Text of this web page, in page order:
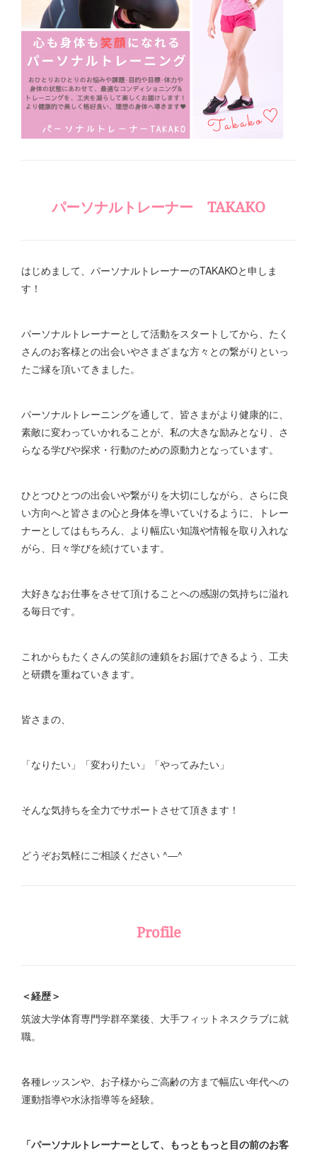
パーソナルトレーナー TAKAKO
はじめまして、パーソナルトレーナーのTAKAKOと申しま
す！
パーソナルトレーナーとして活動をスタートしてから、たく
さんのお客様との出会いやさまざまな方々との繋がりといっ
たご縁を頂いてきました。
パーソナルトレーニングを通して、皆さまがより健康的に、
素敵に変わっていかれることが、私の大きな励みとなり、さ
らなる学びや探求・行動のための原動力となっています。
ひとつひとつの出会いや繋がりを大切にしながら、さらに良
い方向へと皆さまの心と身体を導いていけるように、トレー
ナーとしてはもちろん、より幅広い知識や情報を取り入れな
がら、日々学びを続けています。
大好きなお仕事をさせて頂けることへの感謝の気持ちに溢れ
る毎日です。
これからもたくさんの笑顔の連鎖をお届けできるよう、工夫
と研鑽を重ねていきます。
皆さまの、
「なりたい」「変わりたい」「やってみたい」
そんな気持ちを全力でサポートさせて頂きます！
どうぞお気軽にご相談ください ^―^
Profile
＜経歴＞
筑波大学体育専門学群卒業後、大手フィットネスクラブに就
職。
各種レッスンや、お子様からご高齢の方まで幅広い年代への
運動指導や水泳指導等を経験。
「パーソナルトレーナーとして、もっともっと目の前のお客